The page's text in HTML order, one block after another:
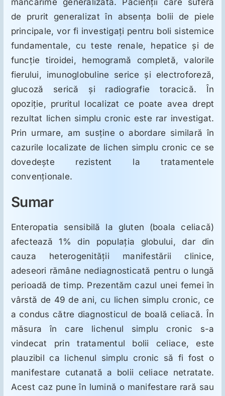
de prurit generalizat în absenţa bolii de piele
principale, vor fi investigaţi pentru boli sistemice
fundamentale, cu teste renale, hepatice şi de
funcţie tiroidei, hemogramă completă, valorile
fierului, imunoglobuline serice şi electroforeză,
glucoză serică şi radiografie toracică. În
opoziţie, pruritul localizat ce poate avea drept
rezultat lichen simplu cronic este rar investigat.
Prin urmare, am susţine o abordare similară în
cazurile localizate de lichen simplu cronic ce se
dovedeşte rezistent la tratamentele
convenţionale.
Sumar
Enteropatia sensibilă la gluten (boala celiacă)
afectează 1% din populaţia globului, dar din
cauza heterogenităţii manifestării clinice,
adeseori rămâne nediagnosticată pentru o lungă
perioadă de timp. Prezentăm cazul unei femei în
vârstă de 49 de ani, cu lichen simplu cronic, ce
a condus către diagnosticul de boală celiacă. În
măsura în care lichenul simplu cronic s-a
vindecat prin tratamentul bolii celiace, este
plauzibil ca lichenul simplu cronic să fi fost o
manifestare cutanată a bolii celiace netratate.
Acest caz pune în lumină o manifestare rară sau